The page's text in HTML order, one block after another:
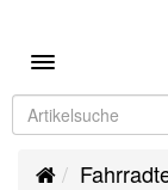
Toggle navigation